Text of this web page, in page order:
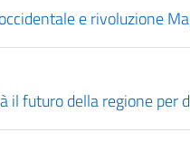
e rivoluzione
il futuro della regione per